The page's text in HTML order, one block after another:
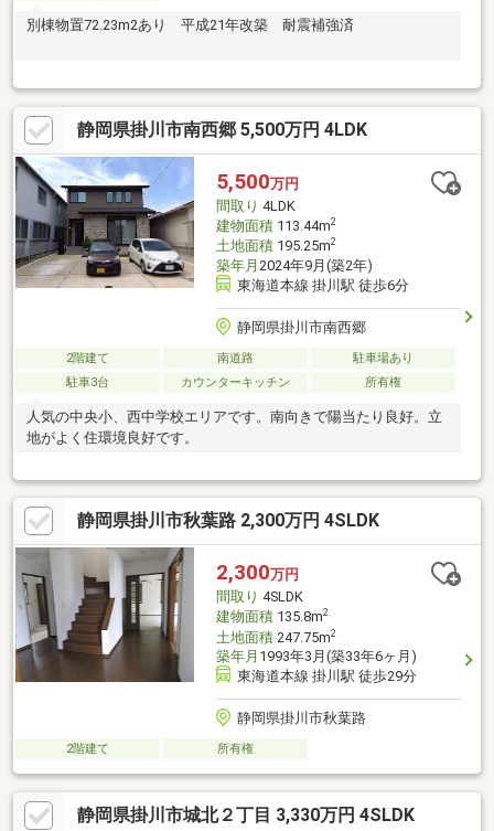
別棟物置72.23m2あり 平成21年改築 耐震補強済
静岡県掛川市南西郷 5,500万円 4LDK
5,500万円
間取り 4LDK
建物面積113.44m2
土地面積195.25m2
築年月 2024年9月(築2年)
東海道本線 掛川駅 徒歩6分
静岡県掛川市南西郷
2階建て 南道路
駐車場あり
駐車3台
カウンターキッチン 所有権
人気の中央小、西中学校エリアです。南向きで陽当たり良好。立
地がよく住環境良好です。
静岡県掛川市秋葉路 2,300万円 4SLDK
2,300万円
間取り 4SLDK
建物面積135.8m2
土地面積247.75m2
築年月 1993年3月(築33年6ヶ月)
東海道本線 掛川駅 徒歩29分
静岡県掛川市秋葉路
2階建て 所有権
静岡県掛川市城北２丁目 3,330万円 4SLDK